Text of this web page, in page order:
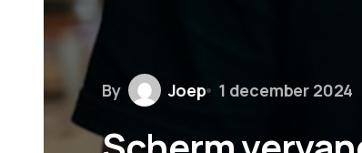
By Joep 1 december 2024